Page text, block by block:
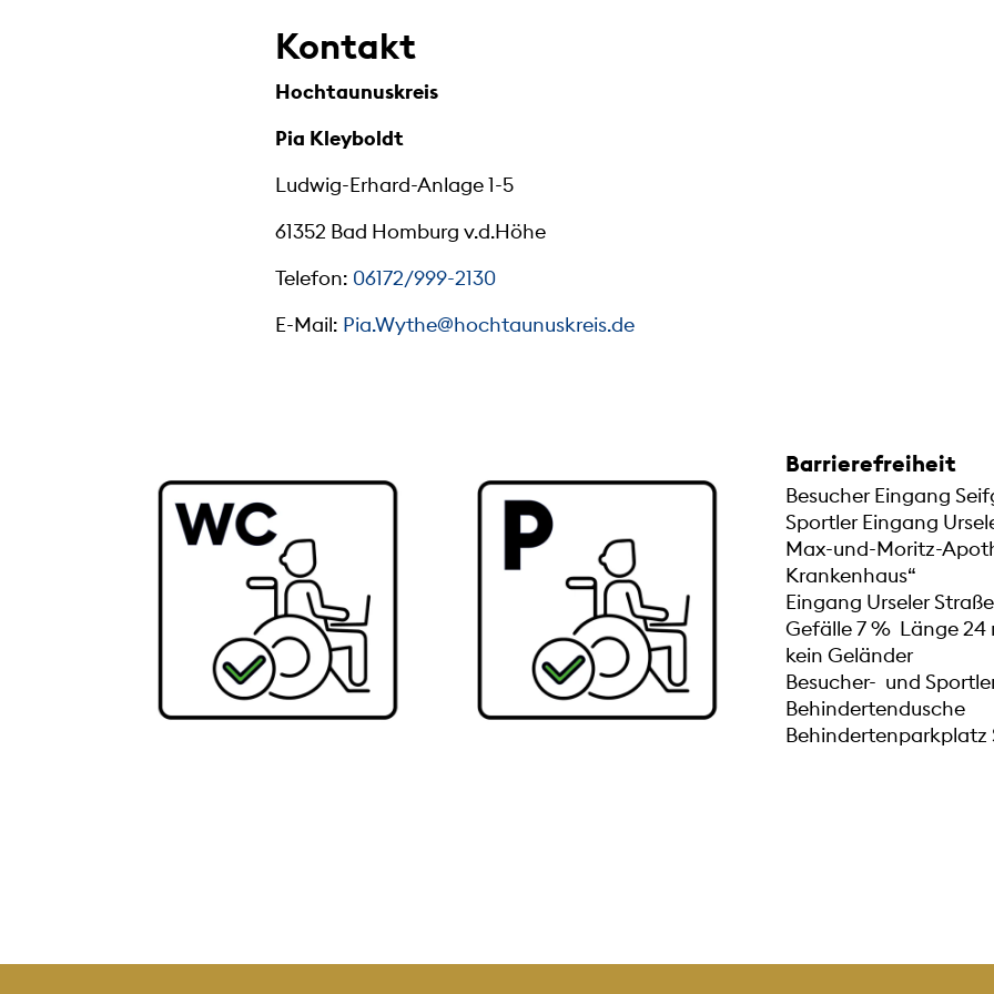
Kontakt
Hochtaunuskreis
Pia Kleyboldt
Ludwig-Erhard-Anlage 1-5
61352 Bad Homburg v.d.Höhe
Telefon: 06172/999-2130
E-Mail: Pia.Wythe@hochtaunuskreis.de
Barrierefreiheit
Besucher Eingang
Sportler Eingang
Max-und-Moritz-
Krankenhaus“
Eingang Urseler
Gefälle 7 % Länge
kein Geländer
Besucher- und
Behindertendusche
Behindertenparkplatz